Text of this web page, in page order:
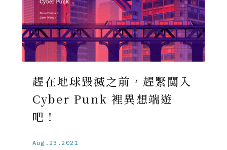
趕在地球毀滅之前，趕緊闖入
Cyber Punk 裡異想端遊
吧！
Aug.23.2021